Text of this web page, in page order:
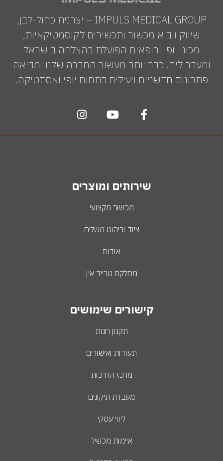
IMPULS MEDICAL GROUP – יצרנית כחול-לבן,
שיווק ויבוא מכשור ותכשירים לקוסמטיקאיות,
מכוני יופי ורופאים הפועלת בהצלחה בישראל
ומעבר לים. כבר יותר מעשור החברה שלנו מביאה
פתרונות חדשניים ויעילים בתחום יופי ואסתטיקה.
שירותים ומוצרים
מכשור מקצועי
ציוד וריהוט משלים
אודות
מחלקת טרייד אין
קישורים שימושים
תקנון חנות
תעודות ואישורים
מרכז הדרכות
מעבדת תיקונים
ליווי עסקי
איימות מכשיר